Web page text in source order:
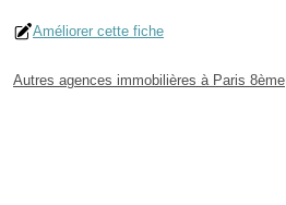
Améliorer cette fiche
Autres agences immobilières à Paris 8ème